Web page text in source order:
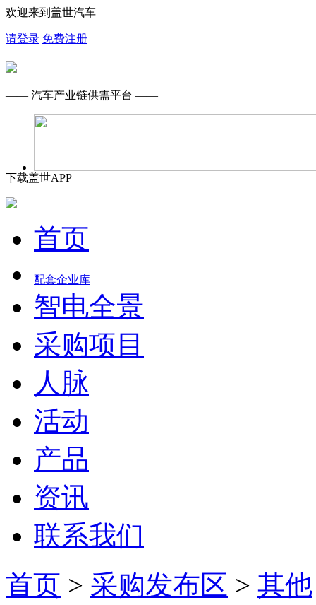
欢迎来到盖世汽车
请登录 免费注册
—— 汽车产业链供需平台 ——
下载盖世APP
首页
配套企业库
智电全景
采购项目
人脉
活动
产品
资讯
联系我们
首页 > 采购发布区 > 其他